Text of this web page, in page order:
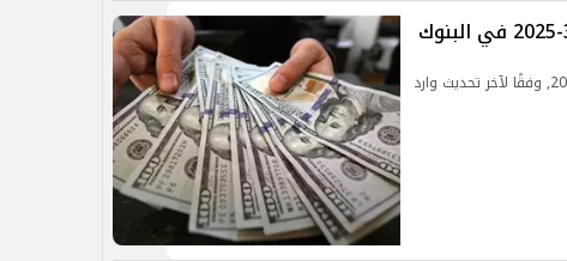
تعرف على سعر الدولار اليوم الاثنين 24 مارس 2025, وفقًا لآخر تحديث وارد